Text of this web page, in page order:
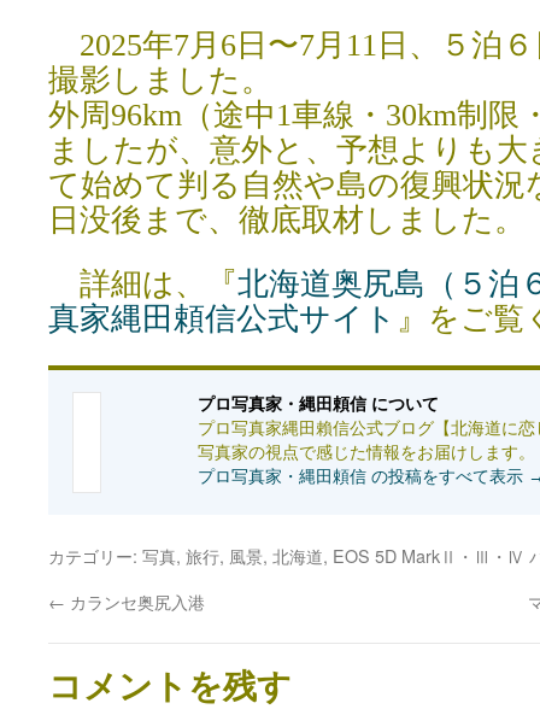
2025年7月6日〜7月11日、５泊
撮影しました。
外周96km（途中1車線・30km制限
ましたが、意外と、予想よりも
て始めて判る自然や島の復興状況
日没後まで、徹底取材しました。
詳細は、『北海道奥尻島（５泊
真家縄田頼信公式サイト 』をご覧
プロ写真家・縄田頼信 について
プロ写真家縄田賴信公式ブログ【北海道に
写真家の視点で感じた情報をお届けします。
プロ写真家・縄田頼信 の投稿をすべて表示
カテゴリー: 写真, 旅行, 風景, 北海道, EOS 5D MarkⅡ・Ⅲ・Ⅳ
← カランセ奥尻入港
コメントを残す